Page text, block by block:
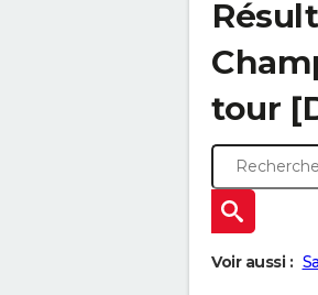
tour
Voir aussi :